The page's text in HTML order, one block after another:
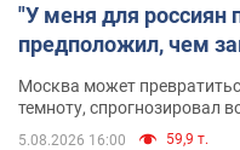
"У меня для россиян
предположил, чем
Москва может
темноту, спрогнозировал
5.08.2026 16:00 59,9 т.